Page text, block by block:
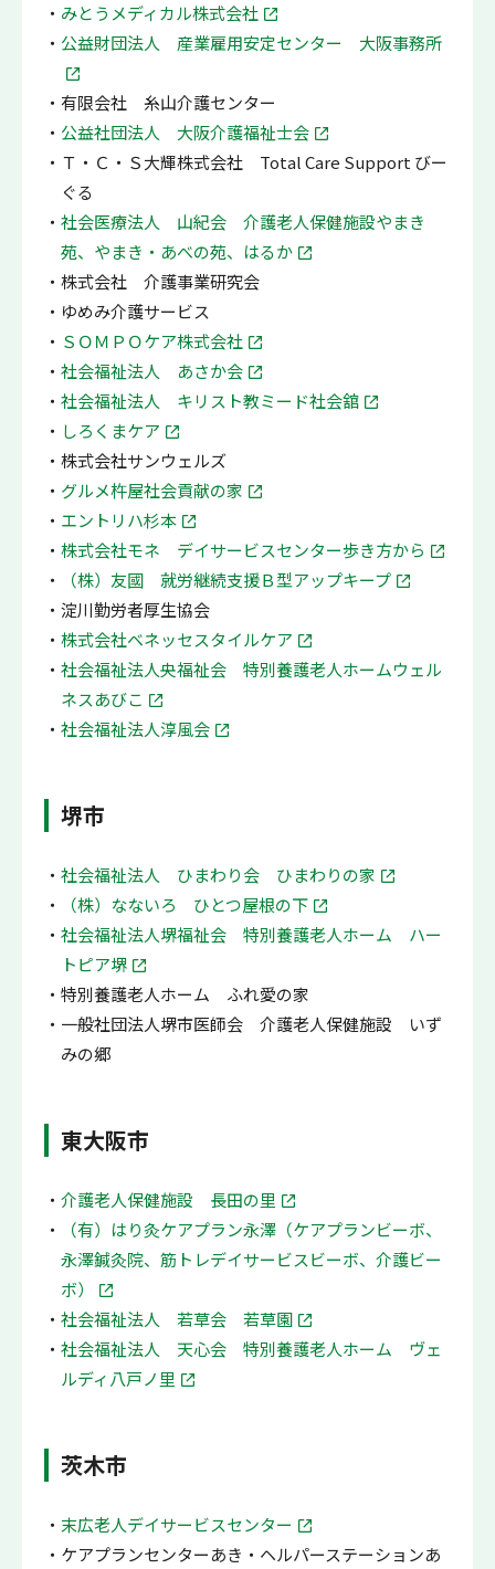
みとうメディカル株式会社
公益財団法人 産業雇用安定センター 大阪事務所
有限会社 糸山介護センター
公益社団法人 大阪介護福祉士会
Ｔ・Ｃ・Ｓ大輝株式会社 Total Care Support びー
ぐる
社会医療法人 山紀会 介護老人保健施設やまき
苑、やまき・あべの苑、はるか
株式会社 介護事業研究会
ゆめみ介護サービス
ＳＯＭＰＯケア株式会社
社会福祉法人 あさか会
社会福祉法人 キリスト教ミード社会舘
しろくまケア
株式会社サンウェルズ
グルメ杵屋社会貢献の家
エントリハ杉本
株式会社モネ デイサービスセンター歩き方から
（株）友國 就労継続支援Ｂ型アップキープ
淀川勤労者厚生協会
株式会社ベネッセスタイルケア
社会福祉法人央福祉会 特別養護老人ホームウェル
ネスあびこ
社会福祉法人淳風会
堺市
社会福祉法人 ひまわり会 ひまわりの家
（株）なないろ ひとつ屋根の下
社会福祉法人堺福祉会 特別養護老人ホーム ハー
トピア堺
特別養護老人ホーム ふれ愛の家
一般社団法人堺市医師会 介護老人保健施設 いず
みの郷
東大阪市
介護老人保健施設 長田の里
（有）はり灸ケアプラン永澤（ケアプランビーボ、
永澤鍼灸院、筋トレデイサービスビーボ、介護ビー
ボ）
社会福祉法人 若草会 若草園
社会福祉法人 天心会 特別養護老人ホーム ヴェ
ルディ八戸ノ里
茨木市
末広老人デイサービスセンター
ケアプランセンターあき・ヘルパーステーションあ